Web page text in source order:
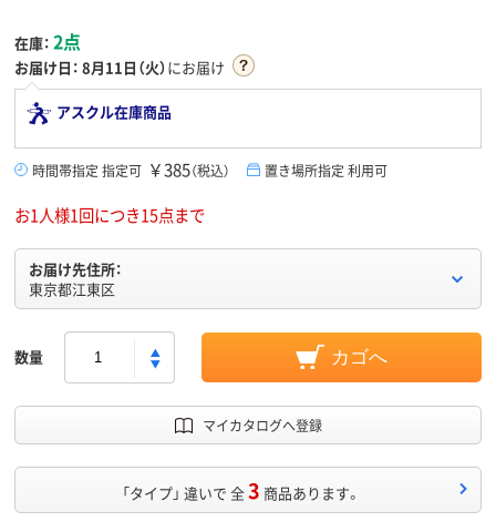
在庫： 2点
お届け日： 8月11日（火）にお届け
アスクル在庫商品
時間帯指定 指定可 ￥385（税込） 置き場所指定 利用可
お1人様1回につき15点まで
お届け先住所：
東京都江東区
数量 カゴへ
マイカタログへ登録
「タイプ」 違いで 全3 商品あります。